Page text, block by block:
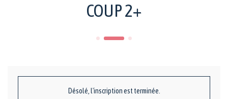
COUP 2+
Désolé, l'inscription est terminée.